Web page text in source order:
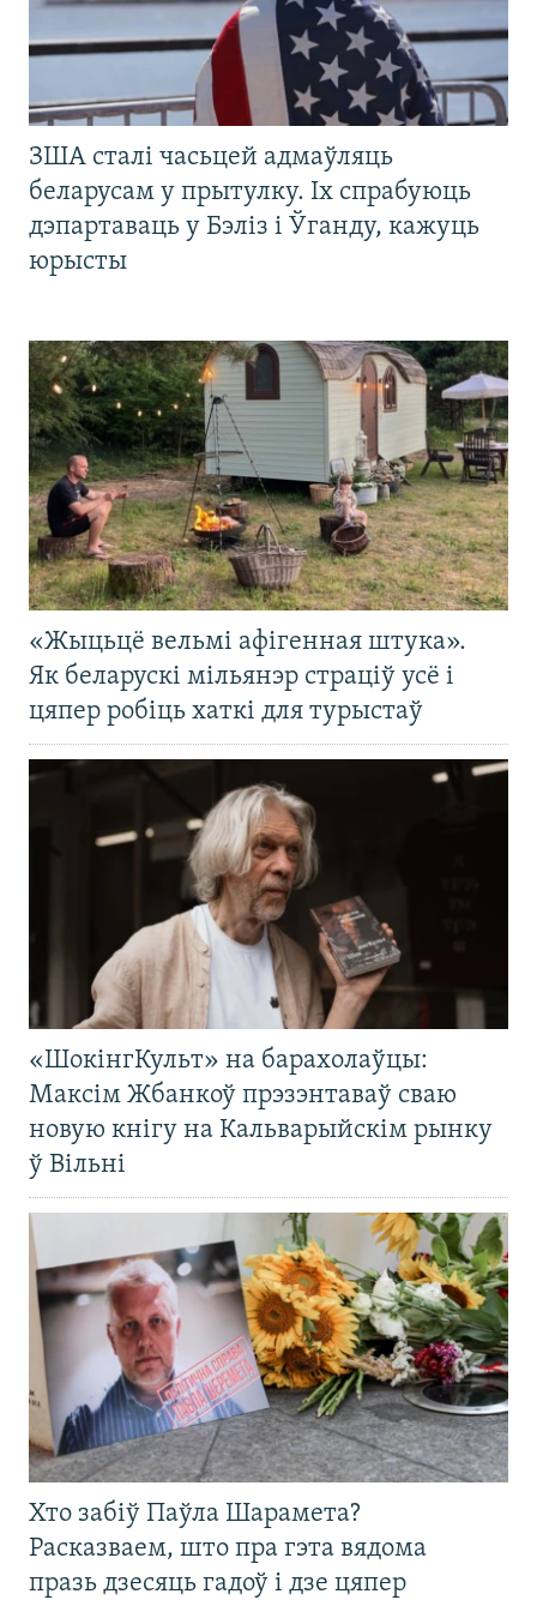
ЗША сталі часьцей адмаўляць
беларусам у прытулку. Іх спрабуюць
дэпартаваць у Бэліз і Ўганду, кажуць
юрысты
«Жыцьцё вельмі афігенная штука».
Як беларускі мільянэр страціў усё і
цяпер робіць хаткі для турыстаў
«ШокінгКульт» на барахолаўцы:
Максім Жбанкоў прэзэнтаваў сваю
новую кнігу на Кальварыйскім рынку
ў Вільні
Хто забіў Паўла Шарамета?
Расказваем, што пра гэта вядома
празь дзесяць гадоў і дзе цяпер